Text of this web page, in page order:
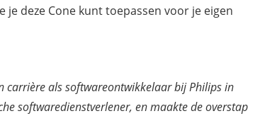
je deze Cone kunt toepassen voor je eigen
als softwareontwikkelaar bij Philips in
softwaredienstverlener, en maakte de overstap